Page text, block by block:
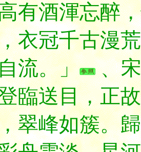
有酒渾忘醉
衣冠千古漫
流。」
、
臨送目，正
翠峰如簇。